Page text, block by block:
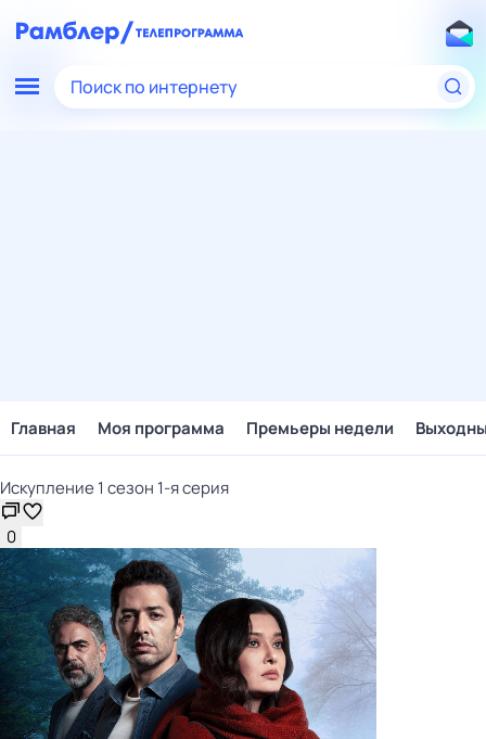
Поиск по интернету
Главная Моя программа Премьеры недели
Искупление 1 сезон 1-я серия
0